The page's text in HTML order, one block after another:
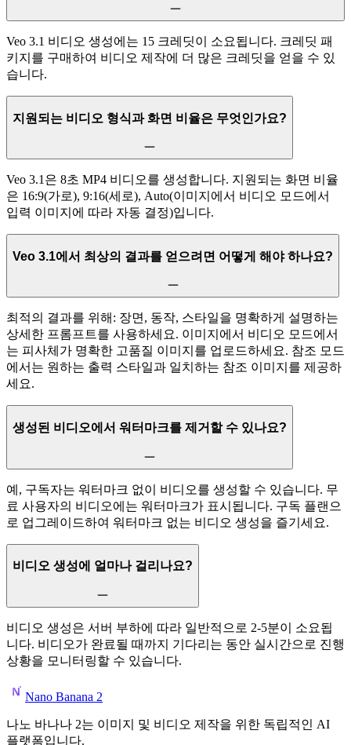
Veo 3.1 비디오 생성에는 15 크레딧이 소요됩니다. 크레딧 패
키지를 구매하여 비디오 제작에 더 많은 크레딧을 얻을 수 있
습니다.
지원되는 비디오 형식과 화면 비율은 무엇인가요?
Veo 3.1은 8초 MP4 비디오를 생성합니다. 지원되는 화면 비율
은 16:9(가로), 9:16(세로), Auto(이미지에서 비디오 모드에서
입력 이미지에 따라 자동 결정)입니다.
Veo 3.1에서 최상의 결과를 얻으려면 어떻게 해야 하나요?
최적의 결과를 위해: 장면, 동작, 스타일을 명확하게 설명하는
상세한 프롬프트를 사용하세요. 이미지에서 비디오 모드에서
는 피사체가 명확한 고품질 이미지를 업로드하세요. 참조 모드
에서는 원하는 출력 스타일과 일치하는 참조 이미지를 제공하
세요.
생성된 비디오에서 워터마크를 제거할 수 있나요?
예, 구독자는 워터마크 없이 비디오를 생성할 수 있습니다. 무
료 사용자의 비디오에는 워터마크가 표시됩니다. 구독 플랜으
로 업그레이드하여 워터마크 없는 비디오 생성을 즐기세요.
비디오 생성에 얼마나 걸리나요?
비디오 생성은 서버 부하에 따라 일반적으로 2-5분이 소요됩
니다. 비디오가 완료될 때까지 기다리는 동안 실시간으로 진행
상황을 모니터링할 수 있습니다.
Nano Banana 2
나노 바나나 2는 이미지 및 비디오 제작을 위한 독립적인 AI
플랫폼입니다.